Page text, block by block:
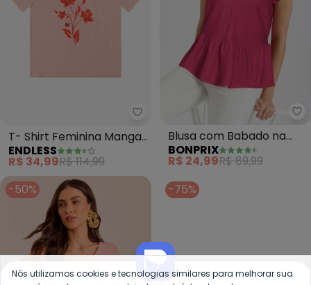
Endless - T- Shirt Feminina
T- Shirt Feminina Manga
Curta (Rosa)
ENDLESS
R$ 34,99R$ 114,99
Blusa com Babado na
Barra (Pink)
BONPRIX
R$ 24,99R$ 89,99
-50%
-75%
Nós utilizamos cookies e tecnologias similares para melhorar sua